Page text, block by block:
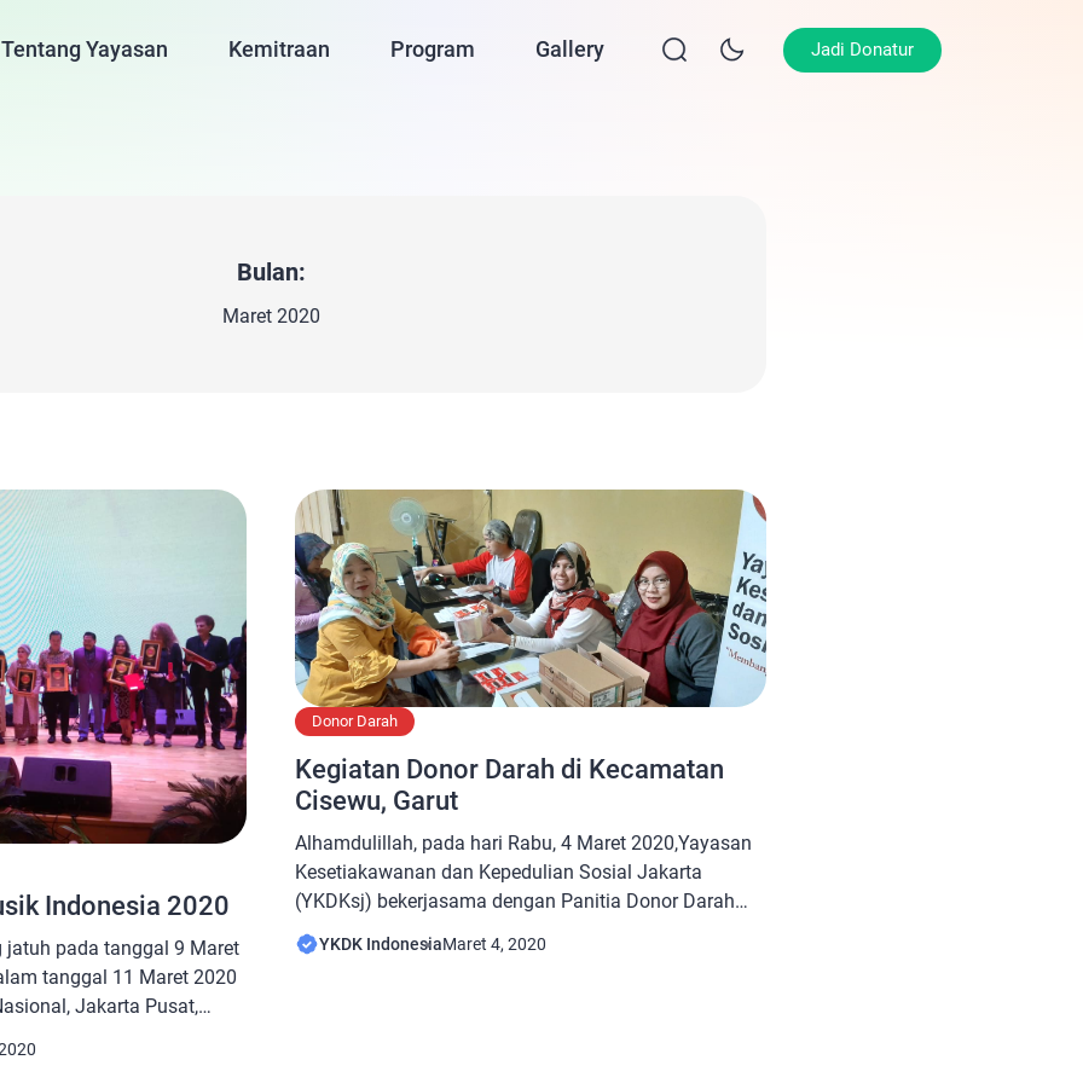
Tentang Yayasan Kemitraan Program Gallery Berita Jadi Donatur
Bulan:
Maret 2020
Indonesia 2020
pada tanggal 9 Maret
tanggal 11 Maret 2020
Jakarta Pusat,
Donor Darah
Kegiatan Donor Darah di Kecamatan
Cisewu, Garut
Alhamdulillah, pada hari Rabu, 4 Maret 2020,Yayasan
Kesetiakawanan dan Kepedulian Sosial Jakarta
(YKDKsj) bekerjasama dengan Panitia Donor Darah
Kecamatan Cisewu, Kabupaten Garut serta PMI
Kabupaten Garut telah melaksanakan kegiatan Donor
YKDK IndonesiaMaret 4, 2020